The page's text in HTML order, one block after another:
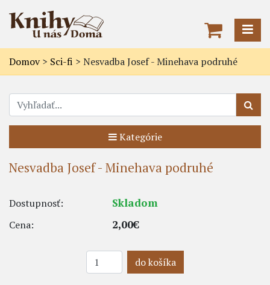
Domov> Sci-fi > Nesvadba Josef - Minehava podruhé
Kategórie
Nesvadba Josef - Minehava podruhé
Dostupnosť: Skladom
Cena: 2,00€
do košíka